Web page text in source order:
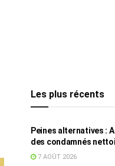
Les plus récents
Peines alternatives :
des condamnés
plages
7 AOÛT 2026